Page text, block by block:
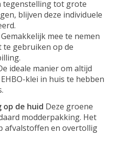
tegenstelling tot grote
blijven deze individuele
Gemakkelijk mee te nemen
te gebruiken op de
ideale manier om altijd
klei in huis te hebben
de huid Deze groene
modderpakking. Het
afvalstoffen en overtollig